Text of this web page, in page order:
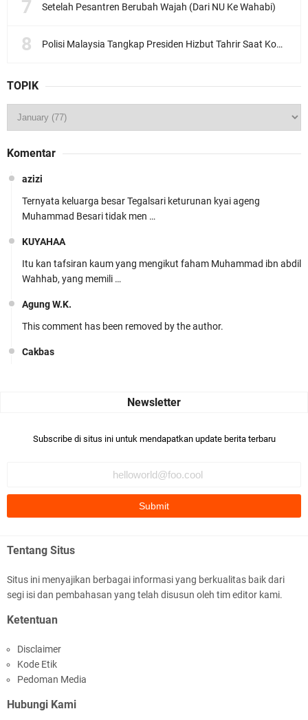
Setelah Pesantren Berubah Wajah (Dari NU Ke Wahabi)
Polisi Malaysia Tangkap Presiden Hizbut Tahrir Saat Konferensi Pers
TOPIK
Komentar
azizi
Ternyata keluarga besar Tegalsari keturunan kyai ageng
Muhammad Besari tidak men …
KUYAHAA
Itu kan tafsiran kaum yang mengikut faham Muhammad ibn abdil
Wahhab, yang memili …
Agung W.K.
This comment has been removed by the author.
Cakbas
Bismillaah semoga pembuat artikel Alloh berikan pemahaman yg
Ada sejumlah pertanyaan kepada Anda dan jawablah dengan
...
mengikuti ust. K …
Anonymous
Gambling has been 1xbet half of} American history for tons of of
years now. Afte …
Anonymous
Subscribe di situs ini untuk mendapatkan update berita terbaru
Tentang Situs
Situs ini menyajikan berbagai informasi yang berkualitas baik dari
segi isi dan pembahasan yang telah disusun oleh tim editor kami.
Ketentuan
Disclaimer
Kode Etik
Pedoman Media
Hubungi Kami